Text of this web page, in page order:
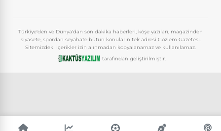
Türkiye'den ve Dünya'dan son dakika haberleri, köşe yazıları, magazinden
siyasete, spordan seyahate bütün konuların tek adresi Gözlem Gazetesi.
Sitemizdeki içerikler izin alınmadan kopyalanamaz ve kullanılamaz.
tarafından geliştirilmiştir.